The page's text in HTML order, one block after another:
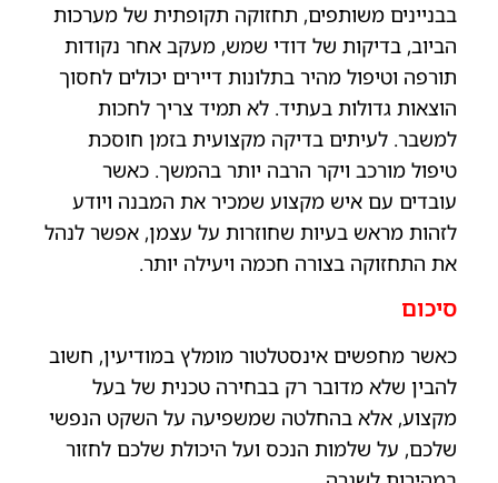
בבניינים משותפים, תחזוקה תקופתית של מערכות
הביוב, בדיקות של דודי שמש, מעקב אחר נקודות
תורפה וטיפול מהיר בתלונות דיירים יכולים לחסוך
הוצאות גדולות בעתיד. לא תמיד צריך לחכות
למשבר. לעיתים בדיקה מקצועית בזמן חוסכת
טיפול מורכב ויקר הרבה יותר בהמשך. כאשר
עובדים עם איש מקצוע שמכיר את המבנה ויודע
לזהות מראש בעיות שחוזרות על עצמן, אפשר לנהל
את התחזוקה בצורה חכמה ויעילה יותר.
סיכום
כאשר מחפשים אינסטלטור מומלץ במודיעין, חשוב
להבין שלא מדובר רק בבחירה טכנית של בעל
מקצוע, אלא בהחלטה שמשפיעה על השקט הנפשי
שלכם, על שלמות הנכס ועל היכולת שלכם לחזור